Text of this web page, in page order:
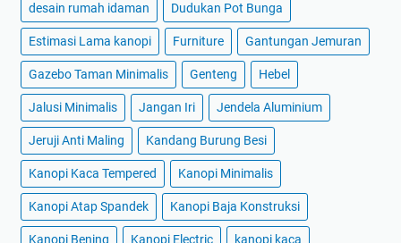
desain rumah idaman Dudukan Pot Bunga
Estimasi Lama kanopi Furniture Gantungan Jemuran
Gazebo Taman Minimalis Genteng Hebel
Jalusi Minimalis Jangan Iri Jendela Aluminium
Jeruji Anti Maling Kandang Burung Besi
Kanopi Kaca Tempered Kanopi Minimalis
Kanopi Atap Spandek Kanopi Baja Konstruksi
Kanopi Bening Kanopi Electric kanopi kaca